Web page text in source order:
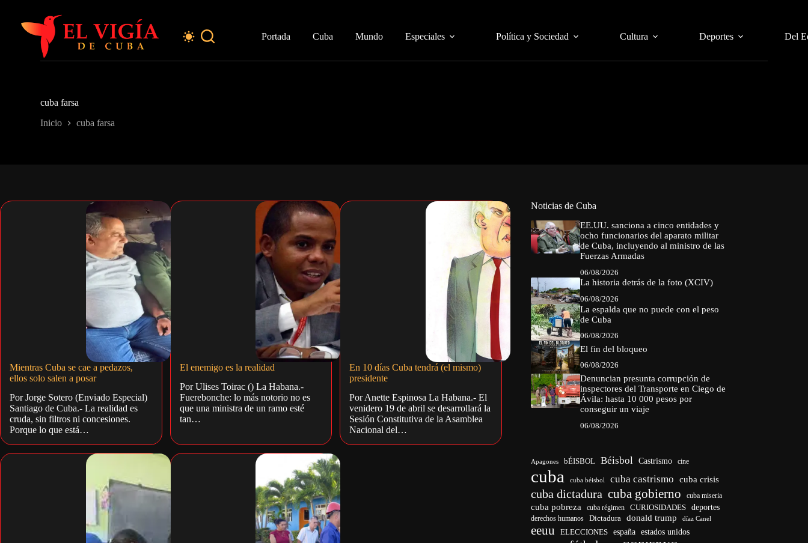
contenido
Portada
Cuba Mundo Especiales Política y Sociedad Cultura Deportes Del
cuba farsa
Inicio cuba farsa
Mientras Cuba se cae a pedazos,
ellos solo salen a posar
Por Jorge Sotero (Enviado Especial)
Santiago de Cuba.- La realidad es
cruda, sin filtros ni concesiones.
Porque lo que está…
El enemigo es la realidad
Por Ulises Toirac () La Habana.-
Fuerebonche: lo más notorio no es
que una ministra de un ramo esté
tan…
En 10 días Cuba tendrá (el mismo)
presidente
Por Anette Espinosa La Habana.- El
venidero 19 de abril se desarrollará la
Sesión Constitutiva de la Asamblea
Nacional del…
Noticias de Cuba
EE.UU. sanciona a cinco entidades y
ocho funcionarios del aparato militar
de Cuba, incluyendo al ministro de las
Fuerzas Armadas
06/08/2026
La historia detrás de la foto (XCIV)
06/08/2026
La espalda que no puede con el peso
de Cuba
06/08/2026
El fin del bloqueo
06/08/2026
Denuncian presunta corrupción de
inspectores del Transporte en Ciego de
Ávila: hasta 10 000 pesos por
conseguir un viaje
06/08/2026
Apagones bÉISBOL Béisbol Castrismo cine
cuba cuba béisbol cuba castrismo cuba crisis
cuba dictadura cuba gobierno cuba miseria
cuba pobreza cuba régimen CURIOSIDADES deportes
derechos humanos Dictadura donald trump díaz Canel
eeuu ELECCIONES españa estados unidos